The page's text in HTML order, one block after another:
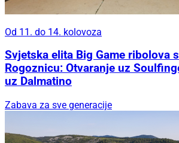
Od 11. do 14. kolovoza
Svjetska elita Big Game ribolova
Rogoznicu: Otvaranje uz
uz Dalmatino
Zabava za sve generacije